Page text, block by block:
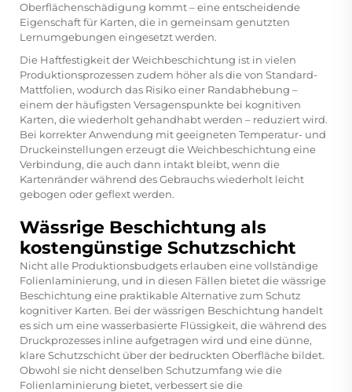
Oberflächenschädigung kommt – eine entscheidende
Eigenschaft für Karten, die in gemeinsam genutzten
Lernumgebungen eingesetzt werden.
Die Haftfestigkeit der Weichbeschichtung ist in vielen
Produktionsprozessen zudem höher als die von Standard-
Mattfolien, wodurch das Risiko einer Randabhebung –
einem der häufigsten Versagenspunkte bei kognitiven
Karten, die wiederholt gehandhabt werden – reduziert wird.
Bei korrekter Anwendung mit geeigneten Temperatur- und
Druckeinstellungen erzeugt die Weichbeschichtung eine
Verbindung, die auch dann intakt bleibt, wenn die
Kartenränder während des Gebrauchs wiederholt leicht
gebogen oder geflext werden.
Wässrige Beschichtung als
kostengünstige Schutzschicht
Nicht alle Produktionsbudgets erlauben eine vollständige
Folienlaminierung, und in diesen Fällen bietet die wässrige
Beschichtung eine praktikable Alternative zum Schutz
kognitiver Karten. Bei der wässrigen Beschichtung handelt
es sich um eine wasserbasierte Flüssigkeit, die während des
Druckprozesses inline aufgetragen wird und eine dünne,
klare Schutzschicht über der bedruckten Oberfläche bildet.
Obwohl sie nicht denselben Schutzumfang wie die
Folienlaminierung bietet, verbessert sie die